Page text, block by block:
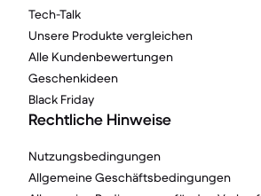
Tech-Talk
Unsere Produkte vergleichen
Alle Kundenbewertungen
Geschenkideen
Black Friday
Rechtliche Hinweise
Nutzungsbedingungen
Allgemeine Geschäftsbedingungen